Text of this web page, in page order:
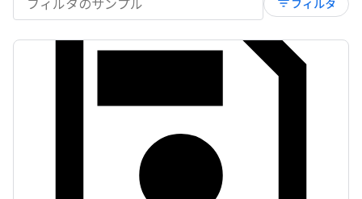
filter_list フィルタ